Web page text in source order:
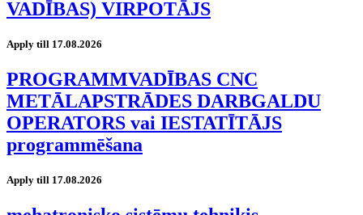
VADĪBAS) VIRPOTĀJS
Apply till 17.08.2026
PROGRAMMVADĪBAS CNC
METĀLAPSTRĀDES DARBGALDU
OPERATORS vai IESTATĪTĀJS
programmēšana
Apply till 17.08.2026